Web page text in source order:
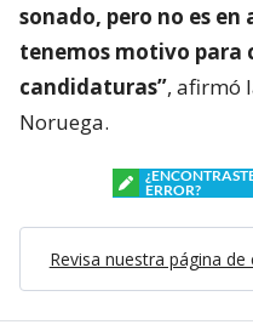
sonado, pero no es
tenemos motivo para
candidaturas”, afirmó
Noruega.
ERROR?
Revisa nuestra página de